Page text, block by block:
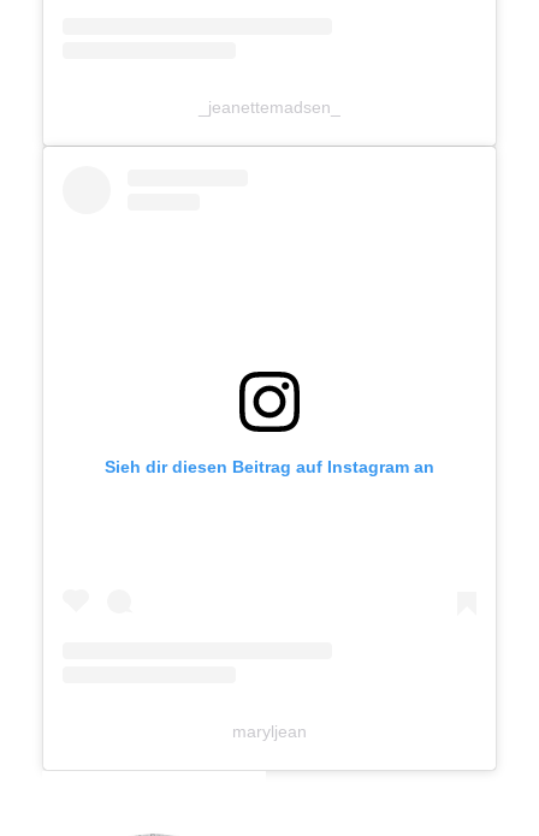
_jeanettemadsen_
Sieh dir diesen Beitrag auf Instagram an
maryljean